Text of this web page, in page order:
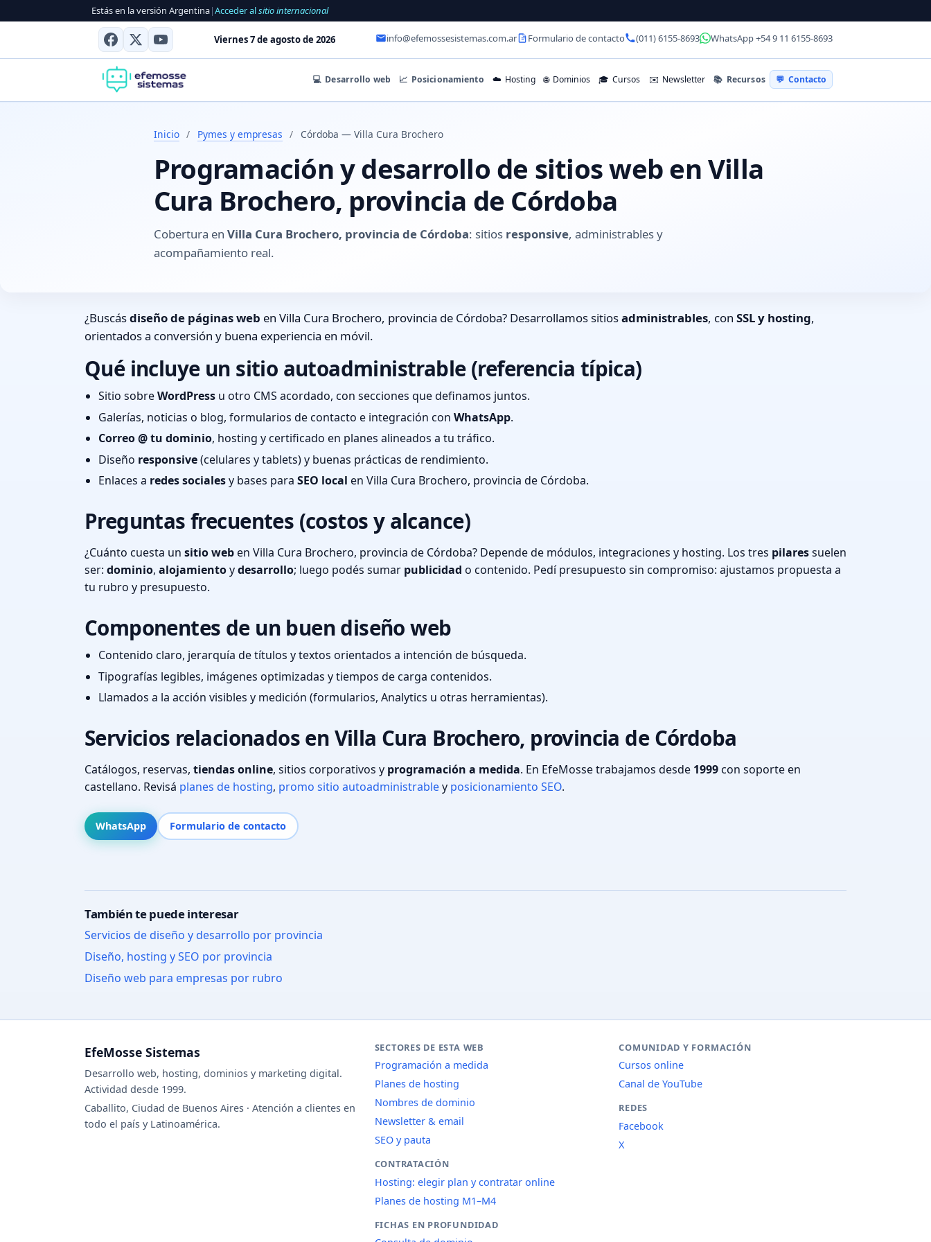
Estás en la versión Argentina|Acceder alsitio internacional
Viernes 7 de agosto de 2026 info@efemossesistemas.com.ar Formulario de contacto (011) 6155-8693 WhatsApp +54 9 11 6155-8693
💻 Desarrollo web 📈 Posicionamiento ☁️ Hosting 🌐 Dominios 🎓 Cursos ✉️ Newsletter 📚 Recursos 💬 Contacto
Inicio / Pymes y empresas / Córdoba — Villa Cura Brochero
Programación y desarrollo de sitios web en Villa
Cura Brochero, provincia de Córdoba
Cobertura en Villa Cura Brochero, provincia de Córdoba: sitios responsive, administrables y
acompañamiento real.
¿Buscásdiseño de páginas web en Villa Cura Brochero, provincia de Córdoba? Desarrollamos sitiosadministrables, con SSL y hosting,
orientados a conversión y buena experiencia en móvil.
Qué incluye un sitio autoadministrable (referencia típica)
Sitio sobreWordPress u otro CMS acordado, con secciones que definamos juntos.
Galerías, noticias o blog, formularios de contacto e integración con WhatsApp.
Correo @ tu dominio, hosting y certificado en planes alineados a tu tráfico.
Diseño responsive(celulares y tablets) y buenas prácticas de rendimiento.
Enlaces a redes socialesy bases para SEO local en Villa Cura Brochero, provincia de Córdoba.
Preguntas frecuentes (costos y alcance)
¿Cuánto cuesta un sitio weben Villa Cura Brochero, provincia de Córdoba? Depende de módulos, integraciones y hosting. Los tres pilaressuelen
ser: dominio, alojamientoydesarrollo; luego podés sumar publicidad o contenido. Pedí presupuesto sin compromiso: ajustamos propuesta a
tu rubro y presupuesto.
Componentes de un buen diseño web
Contenido claro, jerarquía de títulos y textos orientados a intención de búsqueda.
Tipografías legibles, imágenes optimizadas y tiempos de carga contenidos.
Llamados a la acción visibles y medición (formularios, Analytics u otras herramientas).
Servicios relacionados en Villa Cura Brochero, provincia de Córdoba
Catálogos, reservas, tiendas online, sitios corporativos y programación a medida. En EfeMosse trabajamos desde 1999con soporte en
castellano. Revisá planes de hosting, promo sitio autoadministrabley posicionamiento SEO.
WhatsApp Formulario de contacto
También te puede interesar
Servicios de diseño y desarrollo por provincia
Diseño, hosting y SEO por provincia
Diseño web para empresas por rubro
EfeMosse Sistemas
Desarrollo web, hosting, dominios y marketing digital.
Actividad desde 1999.
Caballito, Ciudad de Buenos Aires · Atención a clientes en
todo el país y Latinoamérica.
SECTORES DE ESTA WEB
Programación a medida
Planes de hosting
Nombres de dominio
Newsletter & email
SEO y pauta
CONTRATACIÓN
Hosting: elegir plan y contratar online
Planes de hosting M1–M4
FICHAS EN PROFUNDIDAD
COMUNIDAD Y FORMACIÓN
Cursos online
Canal de YouTube
REDES
Facebook
X